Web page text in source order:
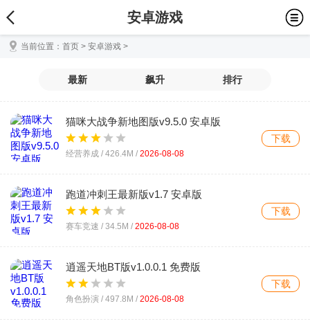
安卓游戏
当前位置： 首页 > 安卓游戏 >
最新 飙升 排行
猫咪大战争新地图版v9.5.0 安卓版
经营养成 / 426.4M / 2026-08-08
下载
跑道冲刺王最新版v1.7 安卓版
赛车竞速 / 34.5M / 2026-08-08
下载
逍遥天地BT版v1.0.0.1 免费版
角色扮演 / 497.8M / 2026-08-08
下载